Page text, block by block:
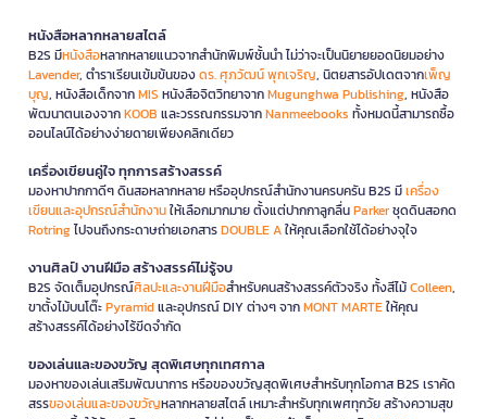
หนังสือหลากหลายสไตล์
B2S มีหนังสือหลากหลายแนวจากสำนักพิมพ์ชั้นนำ ไม่ว่าจะเป็นนิยายยอดนิยมอย่าง
Lavender, ตำราเรียนเข้มข้นของดร. ศุภวัฒน์ พุกเจริญ, นิตยสารอัปเดตจากเพ็ญ
บุญ, หนังสือเด็กจากMIS หนังสือจิตวิทยาจากMugunghwa Publishing, หนังสือ
พัฒนาตนเองจากKOOB และวรรณกรรมจากNanmeebooks ทั้งหมดนี้สามารถซื้อ
ออนไลน์ได้อย่างง่ายดายเพียงคลิกเดียว
เครื่องเขียนคู่ใจ ทุกการสร้างสรรค์
มองหาปากกาดีๆ ดินสอหลากหลาย หรืออุปกรณ์สำนักงานครบครัน B2S มีเครื่อง
เขียนและอุปกรณ์สำนักงานให้เลือกมากมาย ตั้งแต่ปากกาลูกลื่นParkerชุดดินสอกด
Rotringไปจนถึงกระดาษถ่ายเอกสารDOUBLE Aให้คุณเลือกใช้ได้อย่างจุใจ
งานศิลป์ งานฝีมือ สร้างสรรค์ไม่รู้จบ
B2S จัดเต็มอุปกรณ์ศิลปะและงานฝีมือสำหรับคนสร้างสรรค์ตัวจริง ทั้งสีไม้Colleen,
ขาตั้งไม้บนโต๊ะPyramidและอุปกรณ์ DIY ต่างๆ จากMONT MARTEให้คุณ
สร้างสรรค์ได้อย่างไร้ขีดจำกัด
ของเล่นและของขวัญ สุดพิเศษทุกเทศกาล
มองหาของเล่นเสริมพัฒนาการ หรือของขวัญสุดพิเศษสำหรับทุกโอกาส B2S เราคัด
สรรของเล่นและของขวัญหลากหลายสไตล์ เหมาะสำหรับทุกเพศทุกวัย สร้างความสุข